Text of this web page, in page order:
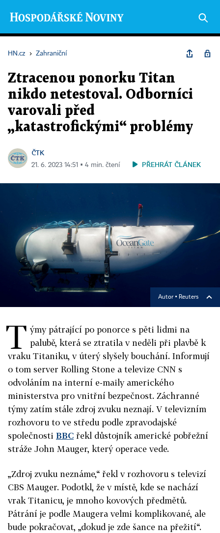
HN.cz › Zahraniční
Ztracenou ponorku Titan
nikdo netestoval. Odborníci
varovali před
„katastrofickými“ problémy
ČTK
21. 6. 2023 14:51 ▪ 4 min. čtení PŘEHRÁT ČLÁNEK
Autor ▪ Reuters
T ýmy pátrající po ponorce s pěti lidmi na
palubě, která se ztratila v neděli při plavbě k
vraku Titaniku, v úterý slyšely bouchání. Informují
o tom server Rolling Stone a televize CNN s
odvoláním na interní e-maily amerického
ministerstva pro vnitřní bezpečnost. Záchranné
týmy zatím stále zdroj zvuku neznají. V televizním
rozhovoru to ve středu podle zpravodajské
společnosti BBC řekl důstojník americké pobřežní
stráže John Mauger, který operace vede.
„Zdroj zvuku neznáme,“ řekl v rozhovoru s televizí
CBS Mauger. Podotkl, že v místě, kde se nachází
vrak Titanicu, je mnoho kovových předmětů.
Pátrání je podle Maugera velmi komplikované, ale
bude pokračovat, „dokud je zde šance na přežití“.